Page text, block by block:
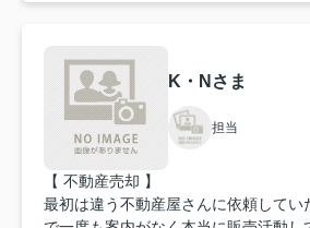
K・Nさま
担当
【 不動産売却 】
最初は違う不動産屋さんに依頼してい